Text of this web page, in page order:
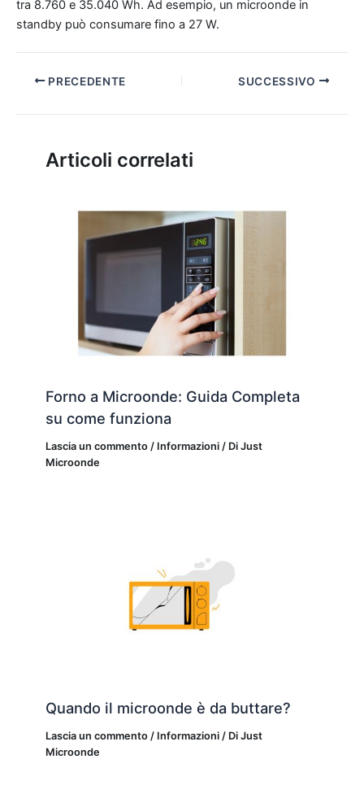
tra 8.760 e 35.040 Wh. Ad esempio, un microonde in
standby può consumare fino a 27 W.
PRECEDENTE SUCCESSIVO
Articoli correlati
Forno a Microonde: Guida Completa
su come funziona
Lascia un commento / Informazioni / DiJust
Microonde
Quando il microonde è da buttare?
Lascia un commento / Informazioni / DiJust
Microonde